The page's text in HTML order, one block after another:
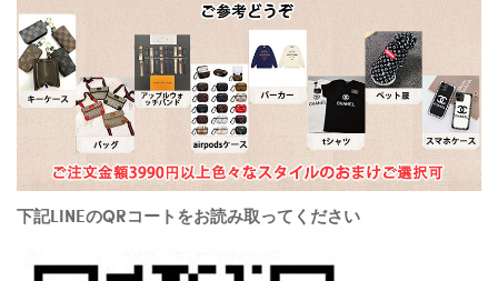
下記LINEのQRコートをお読み取ってください